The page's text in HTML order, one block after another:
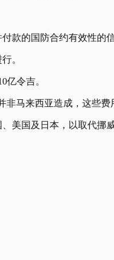
款的国防合约有效性的信
。
亿令吉。
非马来西亚造成，这些费
美国及日本，以取代挪